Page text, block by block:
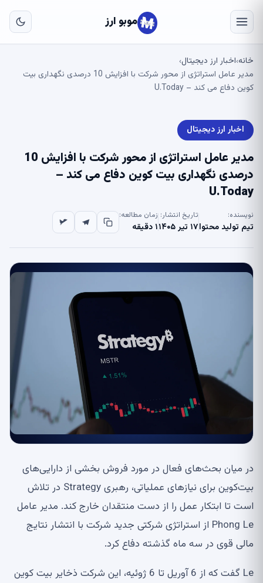
موبو ارز
خانه›اخبار ارز دیجیتال›
مدیر عامل استراتژی از محور شرکت با افزایش 10 درصدی نگهداری بیت
کوین دفاع می کند – U.Today
اخبار ارز دیجیتال
مدیر عامل استراتژی از محور شرکت با افزایش 10
درصدی نگهداری بیت کوین دفاع می کند –
U.Today
نویسنده:
تیم تولید محتوا
تاریخ انتشار:
۱۷ تیر ۱۴۰۵
زمان مطالعه:
۱ دقیقه
در میان بحث‌های فعال در مورد فروش بخشی از دارایی‌های
بیت‌کوین برای نیازهای عملیاتی، رهبری Strategy در تلاش
است تا ابتکار عمل را از دست منتقدان خارج کند. مدیر عامل
Phong Le از استراتژی شرکتی جدید شرکت با انتشار نتایج
مالی قوی در سه ماه گذشته دفاع کرد.
Le گفت که از 6 آوریل تا 6 ژوئیه، این شرکت ذخایر بیت کوین